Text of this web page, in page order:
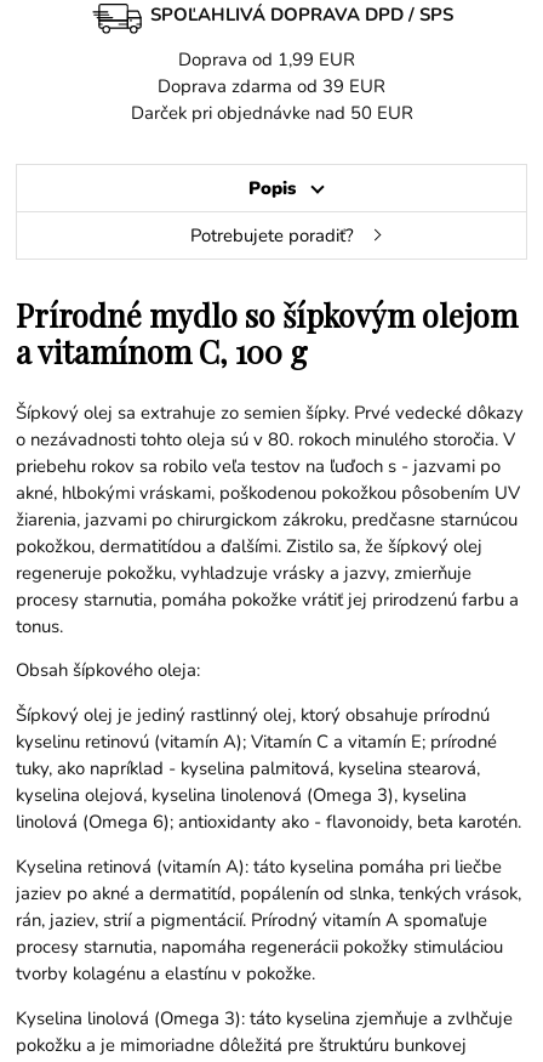
SPOĽAHLIVÁ DOPRAVA DPD / SPS
Doprava od 1,99 EUR
Doprava zdarma od 39 EUR
Darček pri objednávke nad 50 EUR
Popis
Potrebujete poradiť?
Prírodné mydlo so šípkovým olejom
a vitamínom C, 100 g
Šípkový olej sa extrahuje zo semien šípky. Prvé vedecké dôkazy
o nezávadnosti tohto oleja sú v 80. rokoch minulého storočia. V
priebehu rokov sa robilo veľa testov na ľuďoch s - jazvami po
akné, hlbokými vráskami, poškodenou pokožkou pôsobením UV
žiarenia, jazvami po chirurgickom zákroku, predčasne starnúcou
pokožkou, dermatitídou a ďalšími. Zistilo sa, že šípkový olej
regeneruje pokožku, vyhladzuje vrásky a jazvy, zmierňuje
procesy starnutia, pomáha pokožke vrátiť jej prirodzenú farbu a
tonus.
Obsah šípkového oleja:
Šípkový olej je jediný rastlinný olej, ktorý obsahuje prírodnú
kyselinu retinovú (vitamín A); Vitamín C a vitamín E; prírodné
tuky, ako napríklad - kyselina palmitová, kyselina stearová,
kyselina olejová, kyselina linolenová (Omega 3), kyselina
linolová (Omega 6); antioxidanty ako - flavonoidy, beta karotén.
Kyselina retinová (vitamín A): táto kyselina pomáha pri liečbe
jaziev po akné a dermatitíd, popálenín od slnka, tenkých vrások,
rán, jaziev, strií a pigmentácií. Prírodný vitamín A spomaľuje
procesy starnutia, napomáha regenerácii pokožky stimuláciou
tvorby kolagénu a elastínu v pokožke.
Kyselina linolová (Omega 3): táto kyselina zjemňuje a zvlhčuje
pokožku a je mimoriadne dôležitá pre štruktúru bunkovej